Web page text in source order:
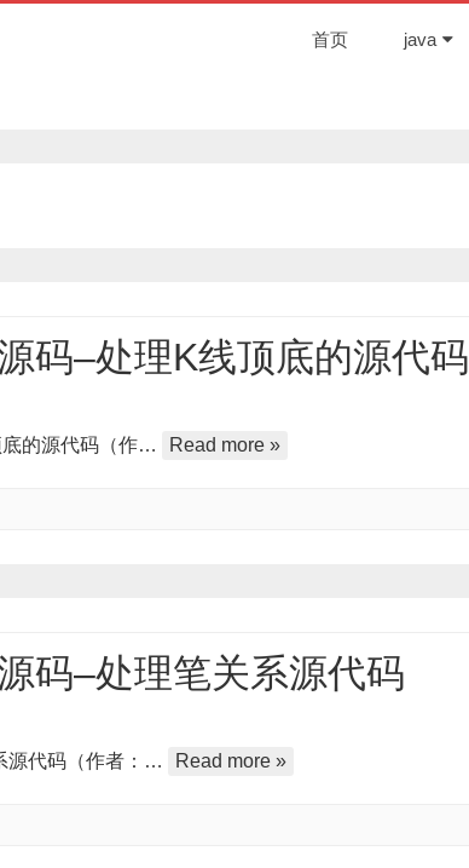
首页 java
码–处理K线顶底的源代码
的源代码（作… Read more »
码–处理笔关系源代码
源代码（作者：… Read more »